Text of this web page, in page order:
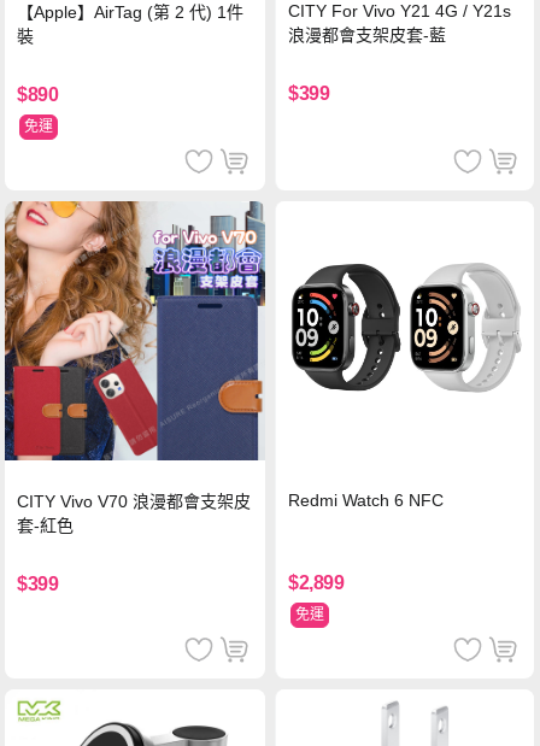
【Apple】AirTag (第 2 代) 1件
裝
$890
免運
CITY For Vivo Y21 4G / Y21s
浪漫都會支架皮套-藍
$399
CITY Vivo V70 浪漫都會支架皮
套-紅色
$399
Redmi Watch 6 NFC
$2,899
免運